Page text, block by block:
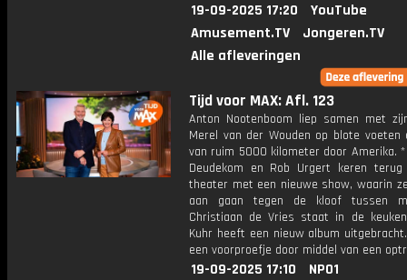
19-09-2025 17:20
YouTube
Amusement.TV
Jongeren.TV
Alle afleveringen
Tijd voor MAX: Afl. 123
Anton Nootenboom liep samen met
Merel van der Wouden op blote voeten
van ruim 5000 kilometer door Amerika.
Deudekom en Rob Urgert keren
theater met een nieuwe show, waarin
aan gaan tegen de kloof tussen
Christiaan de Vries staat in de
Kuhr heeft een nieuw album
een voorproefje door middel van een
19-09-2025 17:10 NPO1